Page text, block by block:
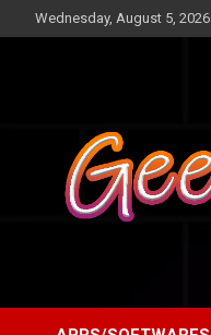
to
Wednesday, August 5, 2026